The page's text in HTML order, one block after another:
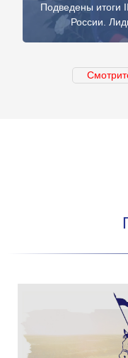
Подведены итоги
России.